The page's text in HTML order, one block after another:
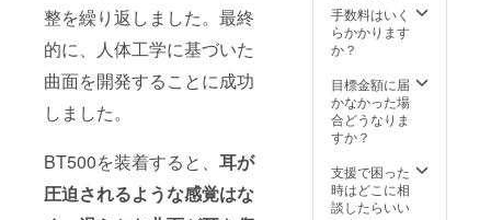
整を繰り返しました。最終
的に、人体工学に基づいた
曲面を開発することに成功
しました。
BT500を装着すると、 耳が
圧迫されるような感覚はな
手数料はいく
らかかります
か？
目標金額に届
かなかった場
合どうなりま
すか？
支援で困った
時はどこに相
談したらいい